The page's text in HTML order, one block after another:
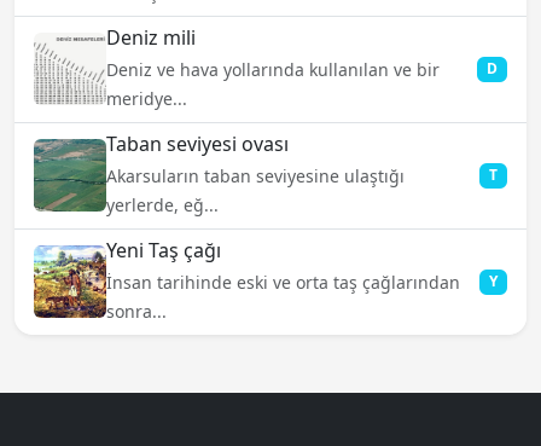
Deniz mili
Deniz ve hava yollarında kullanılan ve bir
meridye...
D
Taban seviyesi ovası
Akarsuların taban seviyesine ulaştığı
yerlerde, eğ...
T
Yeni Taş çağı
İnsan tarihinde eski ve orta taş çağlarından
sonra...
Y